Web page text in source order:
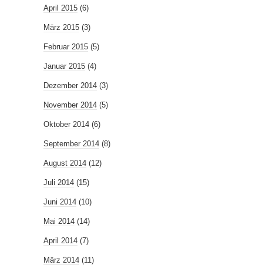
April 2015 (6)
März 2015 (3)
Februar 2015 (5)
Januar 2015 (4)
Dezember 2014 (3)
November 2014 (5)
Oktober 2014 (6)
September 2014 (8)
August 2014 (12)
Juli 2014 (15)
Juni 2014 (10)
Mai 2014 (14)
April 2014 (7)
März 2014 (11)